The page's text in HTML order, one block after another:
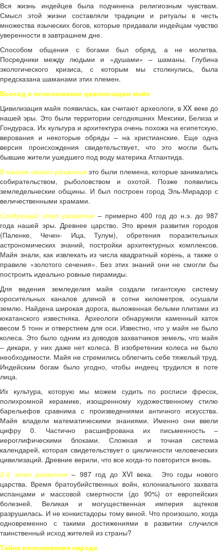
Вся жизнь индейцев была подчинена религиозным чувствам.
Смысл этой жизни составляли традиции и ритуалы в честь
множества языческих богов, которые придавали индейцам чувство
уверенности в завтрашнем дне.
Способом общения с богами был обряд, а не молитва.
Посредники между людьми и «душами» – шаманы. Глубина
экологического кризиса, с которым мы столкнулись, была
предсказана шаманами этих племен.
Восход и исчезновение цивилизации майя
Цивилизация майя появилась, как считают археологи, в XX веке до
нашей эры. Это были территории сегодняшних Мексики, Белиза и
Гондураса. Их культура и архитектура очень похожа на египетскую,
верования и некоторые обряды – на христианские. Еще одна
версия происхождения свидетельствует, что это могли быть
бывшие жители ушедшего под воду материка Атлантида.
В начале своего развитияэто были племена, которые занимались
собирательством, рыболовством и охотой. Позже появились
земледельческие общины. И был построен город Эль-Мирадор с
величественными храмами.
Следующий этап развития– примерно 400 год до н.э. до 987
года нашей эры. Древнее царство. Это время развития городов
(Паленке, Чечен- Ица, Тулум), обретения поразительных
астрономических знаний, постройки архитектурных комплексов.
Майя знали, как извлекать из числа квадратный корень, а также о
правиле «золотого сечения». Без этих знаний они не смогли бы
построить идеально ровные пирамиды.
Для ведения земледелия майя создали гигантскую систему
оросительных каналов длиной в сотни километров, осушали
землю. Найдена широкая дорога, выложенная белыми плитами из
юкатанского известняка. Археологи обнаружили каменный каток
весом 5 тонн и отверстием для оси. Известно, что у майя не было
колеса. Это было одним из доводов захватчиков земель, что майя
– дикари, у них даже нет колеса. В изобретении колеса не было
необходимости. Майя не стремились облегчить себе тяжелый труд.
Индейским богам было угодно, чтобы индеец трудился в поте
лица.
Их культура, которую мы можем судить по росписи фресок,
полихромной керамике, изощренному художественному стилю
барельефов сравнима с произведениями античного искусства.
Майя владели математическими знаниями. Именно они ввели
цифру 0. Частично расшифрована их письменность –
иероглифическими блоками. Сложная и точная система
календарей, которая свидетельствует о цикличности человеческих
цивилизаций. Древние верили, что все когда-то повторится вновь.
3-й этап развития– 987 год до XVI века. Это годы нового
царства. Время братоубийственных войн, колониального захвата
испанцами и массовой смертности (до 90%) от европейских
болезней. Великая и могущественная империя ацтеков
разрушилась. И не конкистадоры тому виной. Что произошло, когда
одновременно с такими достижениями в развитии случился
таинственный исход жителей из страны?
Тайна исчезновения народа